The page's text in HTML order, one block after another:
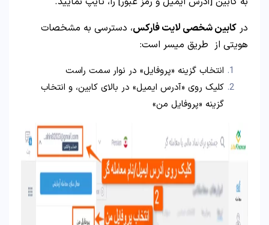
در کابین شخصی لایت فارکس، دسترسی به مشخصات
هویتی از طریق میسر است:
انتخاب گزینه «پروفایل» در نوار سمت راست
کلیک روی «آدرس ایمیل» در بالای کابین، و انتخاب
گزینه «پروفایل من»